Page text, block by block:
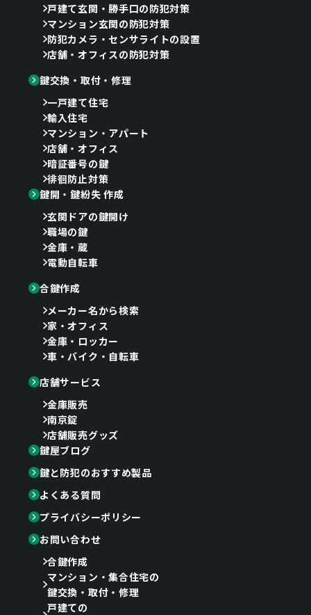
戸建て玄関・勝手口の防犯対策
マンション玄関の防犯対策
防犯カメラ・センサライトの設置
店舗・オフィスの防犯対策
鍵交換・取付・修理
一戸建て住宅
輸入住宅
マンション・アパート
店舗・オフィス
暗証番号の鍵
徘徊防止対策
鍵開・鍵紛失 作成
玄関ドアの鍵開け
職場の鍵
金庫・蔵
電動自転車
合鍵作成
メーカー名から検索
家・オフィス
金庫・ロッカー
車・バイク・自転車
店舗サービス
金庫販売
南京錠
店舗販売グッズ
鍵屋ブログ
鍵と防犯のおすすめ製品
よくある質問
プライバシーポリシー
お問い合わせ
合鍵作成
マンション・集合住宅の
鍵交換・取付・修理
戸建ての